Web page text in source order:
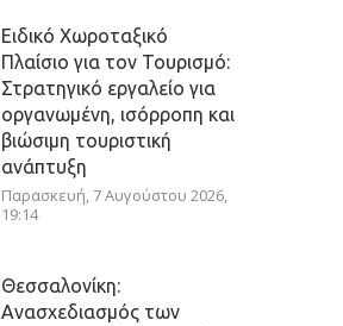
Ειδικό Χωροταξικό
Πλαίσιο για τον Τουρισμό:
Στρατηγικό εργαλείο για
οργανωμένη, ισόρροπη και
βιώσιμη τουριστική
ανάπτυξη
Παρασκευή, 7 Αυγούστου 2026,
19:14
Θεσσαλονίκη:
Ανασχεδιασμός των